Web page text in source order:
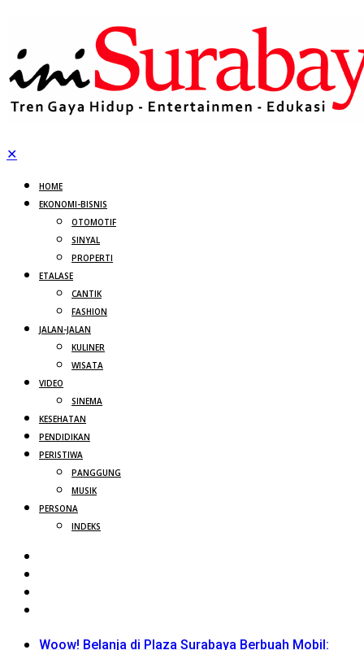
✕
HOME
EKONOMI-BISNIS
OTOMOTIF
SINYAL
PROPERTI
ETALASE
CANTIK
FASHION
JALAN-JALAN
KULINER
WISATA
VIDEO
SINEMA
KESEHATAN
PENDIDIKAN
PERISTIWA
PANGGUNG
MUSIK
PERSONA
INDEKS
Woow! Belanja di Plaza Surabaya Berbuah Mobil: